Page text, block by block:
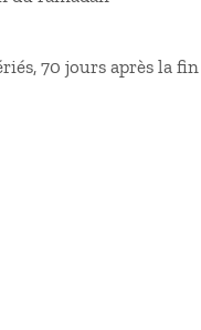
70 jours après la